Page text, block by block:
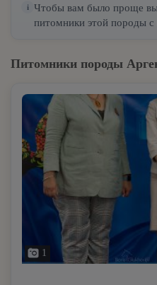
i
Чтобы вам было проще
питомники этой породы с
Питомники породы
1